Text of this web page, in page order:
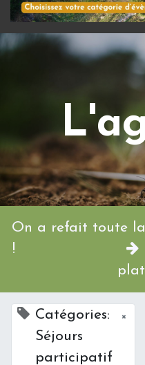
On a refait toute
!
Catégories:
Séjours
participatif
×